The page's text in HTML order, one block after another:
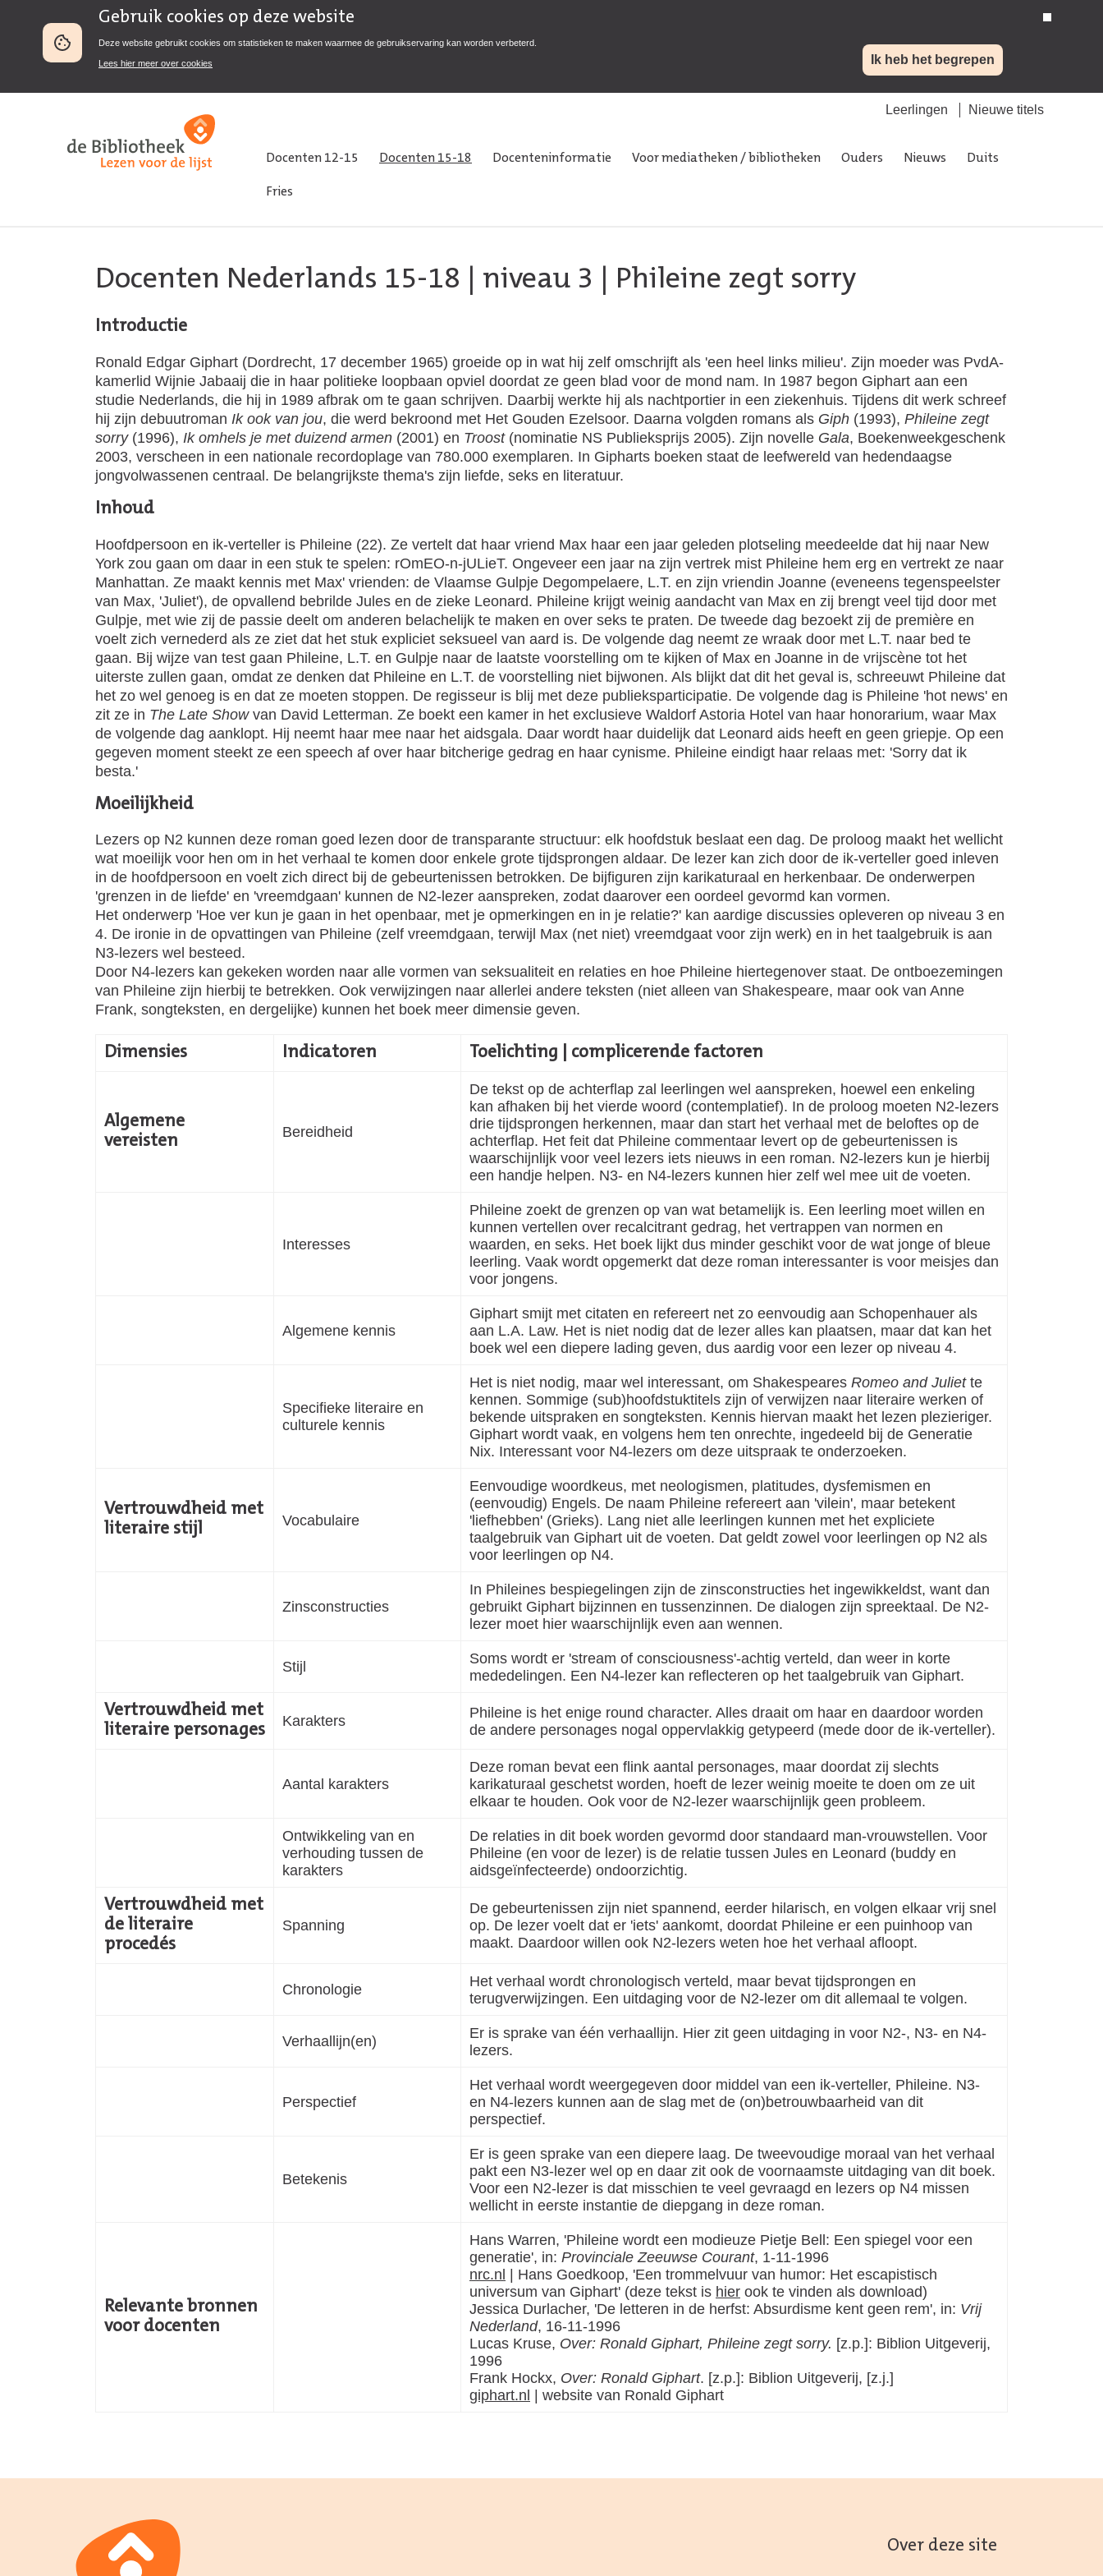
Gebruik cookies op deze website
Deze website gebruikt cookies om statistieken te maken waarmee de gebruikservaring kan worden verbeterd.
Lees hier meer over cookies Ik heb het begrepen
Leerlingen Nieuwe titels
Docenten 12-15 Docenten 15-18 Docenteninformatie Voor mediatheken / bibliotheken Ouders Nieuws Duits
Fries
Docenten Nederlands 15-18 niveau 3 | Phileine zegt sorry
Introductie
Ronald Edgar Giphart (Dordrecht, 17 december 1965) groeide op in wat hij zelf omschrijft als 'een heel links milieu'. Zijn moeder was PvdA-
kamerlid Wijnie Jabaaij die in haar politieke loopbaan opviel doordat ze geen blad voor de mond nam. In 1987 begon Giphart aan een
studie Nederlands, die hij in 1989 afbrak om te gaan schrijven. Daarbij werkte hij als nachtportier in een ziekenhuis. Tijdens dit werk schreef
hij zijn debuutroman Ik ook van jou, die werd bekroond met Het Gouden Ezelsoor. Daarna volgden romans als Giph (1993), Phileine zegt
sorry(1996), Ik omhels je met duizend armen (2001) en Troost(nominatie NS Publieksprijs 2005). Zijn novelle Gala, Boekenweekgeschenk
2003, verscheen in een nationale recordoplage van 780.000 exemplaren. In Gipharts boeken staat de leefwereld van hedendaagse
jongvolwassenen centraal. De belangrijkste thema's zijn liefde, seks en literatuur.
Inhoud
Hoofdpersoon en ik-verteller is Phileine (22). Ze vertelt dat haar vriend Max haar een jaar geleden plotseling meedeelde dat hij naar New
York zou gaan om daar in een stuk te spelen: rOmEO-n-jULieT. Ongeveer een jaar na zijn vertrek mist Phileine hem erg en vertrekt ze naar
Manhattan. Ze maakt kennis met Max' vrienden: de Vlaamse Gulpje Degompelaere, L.T. en zijn vriendin Joanne (eveneens tegenspeelster
van Max, 'Juliet'), de opvallend bebrilde Jules en de zieke Leonard. Phileine krijgt weinig aandacht van Max en zij brengt veel tijd door met
Gulpje, met wie zij de passie deelt om anderen belachelijk te maken en over seks te praten. De tweede dag bezoekt zij de première en
voelt zich vernederd als ze ziet dat het stuk expliciet seksueel van aard is. De volgende dag neemt ze wraak door met L.T. naar bed te
gaan. Bij wijze van test gaan Phileine, L.T. en Gulpje naar de laatste voorstelling om te kijken of Max en Joanne in de vrijscène tot het
uiterste zullen gaan, omdat ze denken dat Phileine en L.T. de voorstelling niet bijwonen. Als blijkt dat dit het geval is, schreeuwt Phileine dat
het zo wel genoeg is en dat ze moeten stoppen. De regisseur is blij met deze publieksparticipatie. De volgende dag is Phileine 'hot news' en
zit ze in The Late Showvan David Letterman. Ze boekt een kamer in het exclusieve Waldorf Astoria Hotel van haar honorarium, waar Max
de volgende dag aanklopt. Hij neemt haar mee naar het aidsgala. Daar wordt haar duidelijk dat Leonard aids heeft en geen griepje. Op een
gegeven moment steekt ze een speech af over haar bitcherige gedrag en haar cynisme. Phileine eindigt haar relaas met: 'Sorry dat ik
besta.'
Moeilijkheid
Lezers op N2 kunnen deze roman goed lezen door de transparante structuur: elk hoofdstuk beslaat een dag. De proloog maakt het wellicht
wat moeilijk voor hen om in het verhaal te komen door enkele grote tijdsprongen aldaar. De lezer kan zich door de ik-verteller goed inleven
in de hoofdpersoon en voelt zich direct bij de gebeurtenissen betrokken. De bijfiguren zijn karikaturaal en herkenbaar. De onderwerpen
'grenzen in de liefde' en 'vreemdgaan' kunnen de N2-lezer aanspreken, zodat daarover een oordeel gevormd kan vormen.
Het onderwerp 'Hoe ver kun je gaan in het openbaar, met je opmerkingen en in je relatie?' kan aardige discussies opleveren op niveau 3 en
4. De ironie in de opvattingen van Phileine (zelf vreemdgaan, terwijl Max (net niet) vreemdgaat voor zijn werk) en in het taalgebruik is aan
N3-lezers wel besteed.
Door N4-lezers kan gekeken worden naar alle vormen van seksualiteit en relaties en hoe Phileine hiertegenover staat. De ontboezemingen
van Phileine zijn hierbij te betrekken. Ook verwijzingen naar allerlei andere teksten (niet alleen van Shakespeare, maar ook van Anne
Frank, songteksten, en dergelijke) kunnen het boek meer dimensie geven.
Dimensies Indicatoren Toelichting | complicerende factoren
Algemene
vereisten
Bereidheid
De tekst op de achterflap zal leerlingen wel aanspreken, hoewel een enkeling
kan afhaken bij het vierde woord (contemplatief). In de proloog moeten N2-lezers
drie tijdsprongen herkennen, maar dan start het verhaal met de beloftes op de
achterflap. Het feit dat Phileine commentaar levert op de gebeurtenissen is
waarschijnlijk voor veel lezers iets nieuws in een roman. N2-lezers kun je hierbij
een handje helpen. N3- en N4-lezers kunnen hier zelf wel mee uit de voeten.
Interesses
Phileine zoekt de grenzen op van wat betamelijk is. Een leerling moet willen en
kunnen vertellen over recalcitrant gedrag, het vertrappen van normen en
waarden, en seks. Het boek lijkt dus minder geschikt voor de wat jonge of bleue
leerling. Vaak wordt opgemerkt dat deze roman interessanter is voor meisjes dan
voor jongens.
Algemene kennis
Giphart smijt met citaten en refereert net zo eenvoudig aan Schopenhauer als
aan L.A. Law. Het is niet nodig dat de lezer alles kan plaatsen, maar dat kan het
boek wel een diepere lading geven, dus aardig voor een lezer op niveau 4.
Specifieke literaire en
culturele kennis
Het is niet nodig, maar wel interessant, om Shakespeares Romeo and Juliette
kennen. Sommige (sub)hoofdstuktitels zijn of verwijzen naar literaire werken of
bekende uitspraken en songteksten. Kennis hiervan maakt het lezen plezieriger.
Giphart wordt vaak, en volgens hem ten onrechte, ingedeeld bij de Generatie
Nix. Interessant voor N4-lezers om deze uitspraak te onderzoeken.
Vertrouwdheid met
literaire stijl
Vocabulaire
Eenvoudige woordkeus, met neologismen, platitudes, dysfemismen en
(eenvoudig) Engels. De naam Phileine refereert aan 'vilein', maar betekent
'liefhebben' (Grieks). Lang niet alle leerlingen kunnen met het expliciete
taalgebruik van Giphart uit de voeten. Dat geldt zowel voor leerlingen op N2 als
voor leerlingen op N4.
Zinsconstructies
In Phileines bespiegelingen zijn de zinsconstructies het ingewikkeldst, want dan
gebruikt Giphart bijzinnen en tussenzinnen. De dialogen zijn spreektaal. De N2-
lezer moet hier waarschijnlijk even aan wennen.
Stijl
Soms wordt er 'stream of consciousness'-achtig verteld, dan weer in korte
mededelingen. Een N4-lezer kan reflecteren op het taalgebruik van Giphart.
Vertrouwdheid met
literaire personages
Karakters
Phileine is het enige round character. Alles draait om haar en daardoor worden
de andere personages nogal oppervlakkig getypeerd (mede door de ik-verteller).
Aantal karakters
Deze roman bevat een flink aantal personages, maar doordat zij slechts
karikaturaal geschetst worden, hoeft de lezer weinig moeite te doen om ze uit
elkaar te houden. Ook voor de N2-lezer waarschijnlijk geen probleem.
Ontwikkeling van en
verhouding tussen de
karakters
De relaties in dit boek worden gevormd door standaard man-vrouwstellen. Voor
Phileine (en voor de lezer) is de relatie tussen Jules en Leonard (buddy en
aidsgeïnfecteerde) ondoorzichtig.
Vertrouwdheid met
de literaire
procedés
Spanning
De gebeurtenissen zijn niet spannend, eerder hilarisch, en volgen elkaar vrij snel
op. De lezer voelt dat er 'iets' aankomt, doordat Phileine er een puinhoop van
maakt. Daardoor willen ook N2-lezers weten hoe het verhaal afloopt.
Chronologie
Het verhaal wordt chronologisch verteld, maar bevat tijdsprongen en
terugverwijzingen. Een uitdaging voor de N2-lezer om dit allemaal te volgen.
Verhaallijn(en)
Er is sprake van één verhaallijn. Hier zit geen uitdaging in voor N2-, N3- en N4-
lezers.
Perspectief
Het verhaal wordt weergegeven door middel van een ik-verteller, Phileine. N3-
en N4-lezers kunnen aan de slag met de (on)betrouwbaarheid van dit
perspectief.
Betekenis
Er is geen sprake van een diepere laag. De tweevoudige moraal van het verhaal
pakt een N3-lezer wel op en daar zit ook de voornaamste uitdaging van dit boek.
Voor een N2-lezer is dat misschien te veel gevraagd en lezers op N4 missen
wellicht in eerste instantie de diepgang in deze roman.
Relevante bronnen
voor docenten
Hans Warren, 'Phileine wordt een modieuze Pietje Bell: Een spiegel voor een
generatie', in: Provinciale Zeeuwse Courant, 1-11-1996
nrc.nl | Hans Goedkoop, 'Een trommelvuur van humor: Het escapistisch
universum van Giphart' (deze tekst is hier ook te vinden als download)
Jessica Durlacher, 'De letteren in de herfst: Absurdisme kent geen rem', in: Vrij
Nederland, 16-11-1996
Lucas Kruse, Over: Ronald Giphart, Phileine zegt sorry. [z.p.]: Biblion Uitgeverij,
1996
Frank Hockx, Over: Ronald Giphart. [z.p.]: Biblion Uitgeverij, [z.j.]
giphart.nl | website van Ronald Giphart
Over deze site